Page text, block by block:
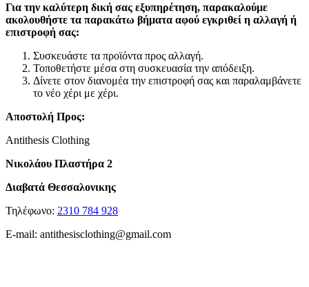
Για την καλύτερη δική σας εξυπηρέτηση, παρακαλούμε
ακολουθήστε τα παρακάτω βήματα αφού εγκριθεί η αλλαγή ή
επιστροφή σας:
Συσκευάστε τα προϊόντα προς αλλαγή.
Τοποθετήστε μέσα στη συσκευασία την απόδειξη.
Δίνετε στον διανομέα την επιστροφή σας και παραλαμβάνετε
το νέο χέρι με χέρι.
Αποστολή Προς:
Antithesis Clothing
Νικολάου Πλαστήρα 2
Διαβατά Θεσσαλονικης
Τηλέφωνο: 2310 784 928
E-mail: antithesisclothing@gmail.com